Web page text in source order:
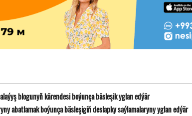
blogunyň kärendesi boýunça bäsleşik yglan edýär
abatlamak boýunça bäsleşigiň deslapky saýlamalaryny yglan edýär